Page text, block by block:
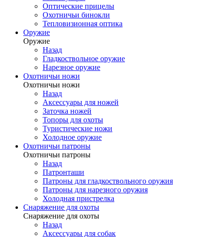
Оптические прицелы
Охотничьи бинокли
Тепловизионная оптика
Оружие
Оружие
Назад
Гладкоствольное оружие
Нарезное оружие
Охотничьи ножи
Охотничьи ножи
Назад
Аксессуары для ножей
Заточка ножей
Топоры для охоты
Туристические ножи
Холодное оружие
Охотничьи патроны
Охотничьи патроны
Назад
Патронташи
Патроны для гладкоствольного оружия
Патроны для нарезного оружия
Холодная пристрелка
Снаряжение для охоты
Снаряжение для охоты
Назад
Аксессуары для собак